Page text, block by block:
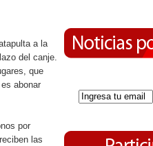
a la
del canje.
que
abonar
por
las